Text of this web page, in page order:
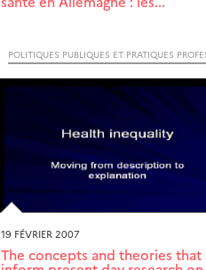
19 FÉVRIER 2007
The concepts and theories that